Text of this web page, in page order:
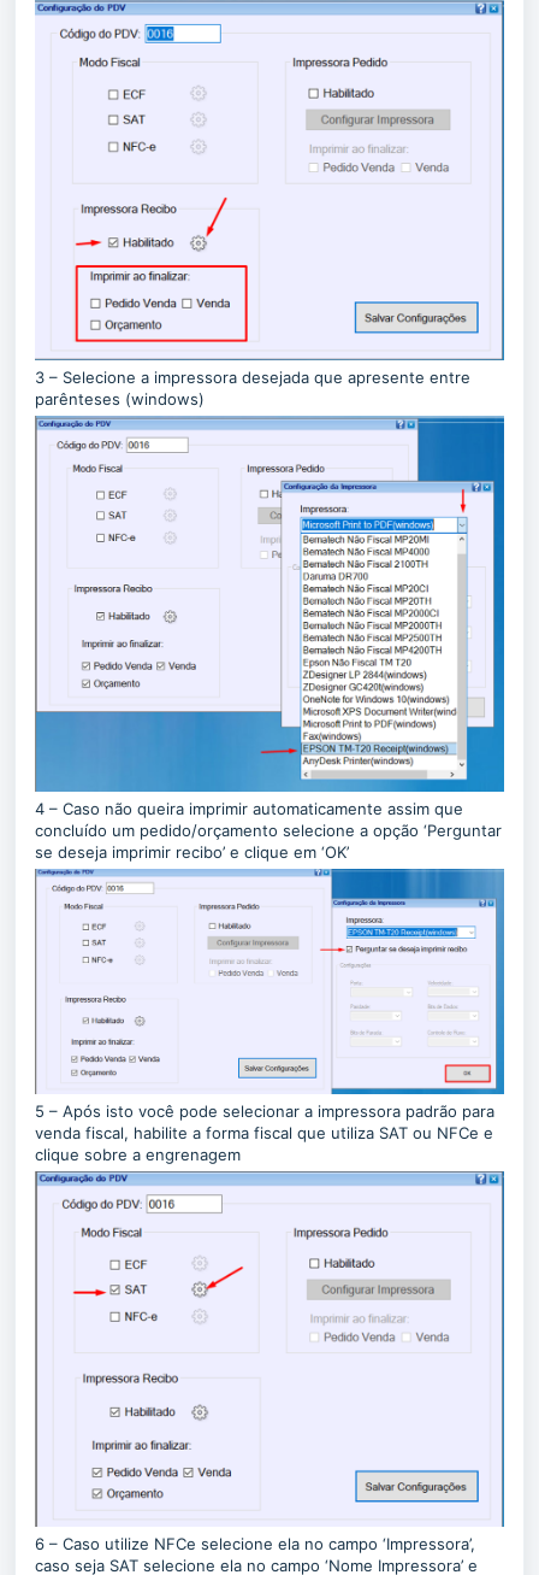
3 – Selecione a impressora desejada que apresente entre
parênteses (windows)
4 – Caso não queira imprimir automaticamente assim que
concluído um pedido/orçamento selecione a opção ‘Perguntar
se deseja imprimir recibo’ e clique em ‘OK’
5 – Após isto você pode selecionar a impressora padrão para
venda fiscal, habilite a forma fiscal que utiliza SAT ou NFCe e
clique sobre a engrenagem
6 – Caso utilize NFCe selecione ela no campo ‘Impressora’,
caso seja SAT selecione ela no campo ‘Nome Impressora’ e